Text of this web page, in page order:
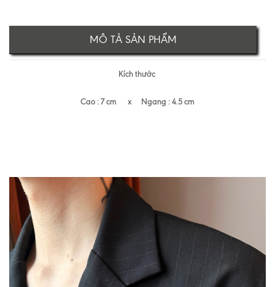
MÔ TẢ SẢN PHẨM
Kích thước
Cao : 7 cm x Ngang : 4.5 cm